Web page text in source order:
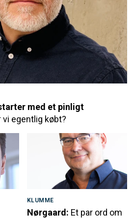
med et pinligt
vi egentlig købt?
KLUMME
Nørgaard: Et par ord om